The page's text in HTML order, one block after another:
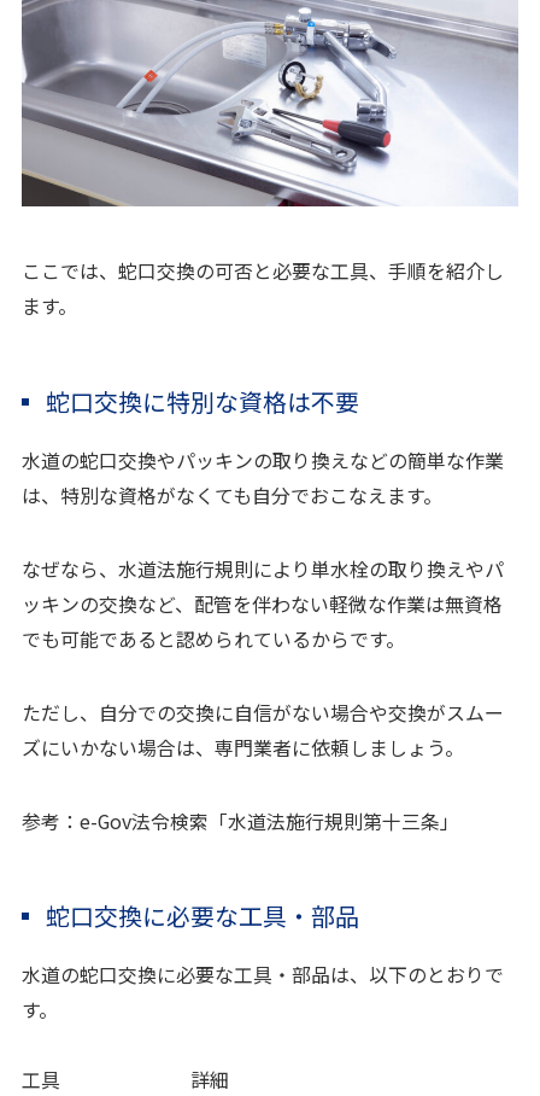
ここでは、蛇口交換の可否と必要な工具、手順を紹介し
ます。
蛇口交換に特別な資格は不要
水道の蛇口交換やパッキンの取り換えなどの簡単な作業
は、特別な資格がなくても自分でおこなえます。
なぜなら、水道法施行規則により単水栓の取り換えやパ
ッキンの交換など、配管を伴わない軽微な作業は無資格
でも可能であると認められているからです。
ただし、自分での交換に自信がない場合や交換がスムー
ズにいかない場合は、専門業者に依頼しましょう。
参考： e-Gov法令検索「水道法施行規則第十三条」
蛇口交換に必要な工具・部品
水道の蛇口交換に必要な工具・部品は、以下のとおりで
す。
工具 詳細